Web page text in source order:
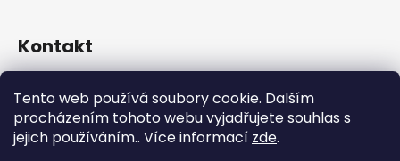
Tento web používá soubory cookie. Dalším
procházením tohoto webu vyjadřujete souhlas s
jejich používáním.. Více informací zde.
Kontakt
728737662
https://www.facebook.com/RSRCzech/
rsrperformance